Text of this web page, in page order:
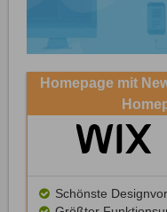
Homepage mit
Schönste